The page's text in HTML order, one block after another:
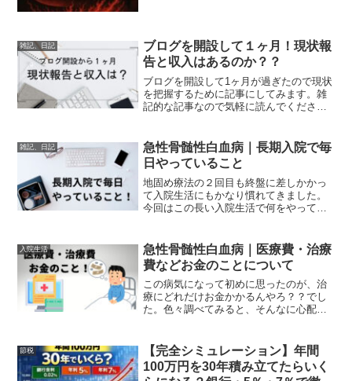
暮らしの中で感じる社会の...
雑記、日記
ブログを開設して１ヶ月！現状報
告と収入はあるのか？？
ブログを開設して1ヶ月が過ぎたので現状
を把握するために記事にしてみます。雑
記的な記事なので気軽に読んでください
下さいね。なんでも始めは大変ですね.
雑記、日記
急性骨髄性白血病｜長期入院で毎
日やっていること
地固め療法の２回目も終盤に差しかかっ
て入院生活にもかなり慣れてきました。
今回はこの長い入院生活で何をやってい
入院生活
急性骨髄性白血病｜医療費・治療
費などお金のことについて
この病気になって初めに思ったのが、治
療にどれだけお金かかるんやろ？？でし
た。色々調べてみると、そんなに心配す
合の説明になりますが会社員の方もだい
たい同じような感じらしいので参考には
なると思います。
節税
【完全シミュレーション】年間
100万円を30年積み立てたらいく